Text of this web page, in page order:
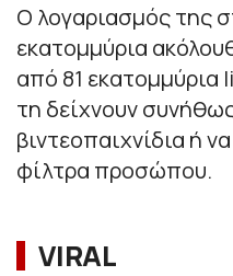
Ο λογαριασμός της
εκατομμύρια
από 81 εκατομμύρια
τη δείχνουν
βιντεοπαιχνίδια ή
φίλτρα προσώπου.
VIRAL